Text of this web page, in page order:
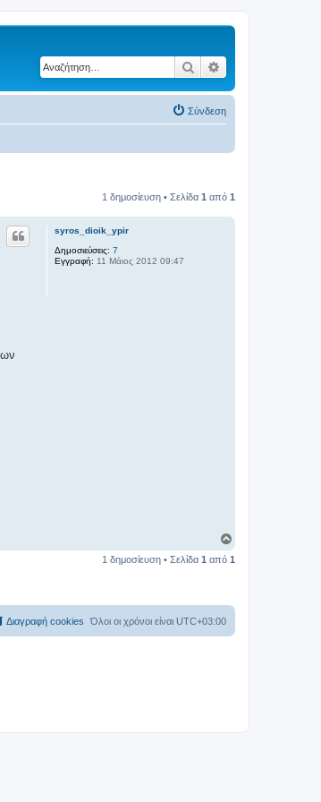
Αναζήτηση
Σύνδεση
1 δημοσίευση • Σελίδα 1 από 1
syros_dioik_ypir
Δημοσιεύσεις: 7
Εγγραφή: 11 Μάιος 2012 09:47
ρ
1 δημοσίευση • Σελίδα 1 από 1
Όλοι οι χρόνοι είναι UTC+03:00
Διαγραφή cookies